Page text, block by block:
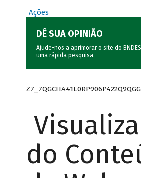
Ações
DÊ SUA OPINIÃO
Ajude-nos a aprimorar o site do
uma rápida pesquisa.
do